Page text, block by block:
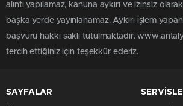
alıntı yapılamaz, kanuna aykırı ve izinsiz
başka yerde yayınlanamaz. Aykırı işlem
başvuru hakkı saklı tutulmaktadır.
tercih ettiğiniz için teşekkür ederiz.
SAYFALAR